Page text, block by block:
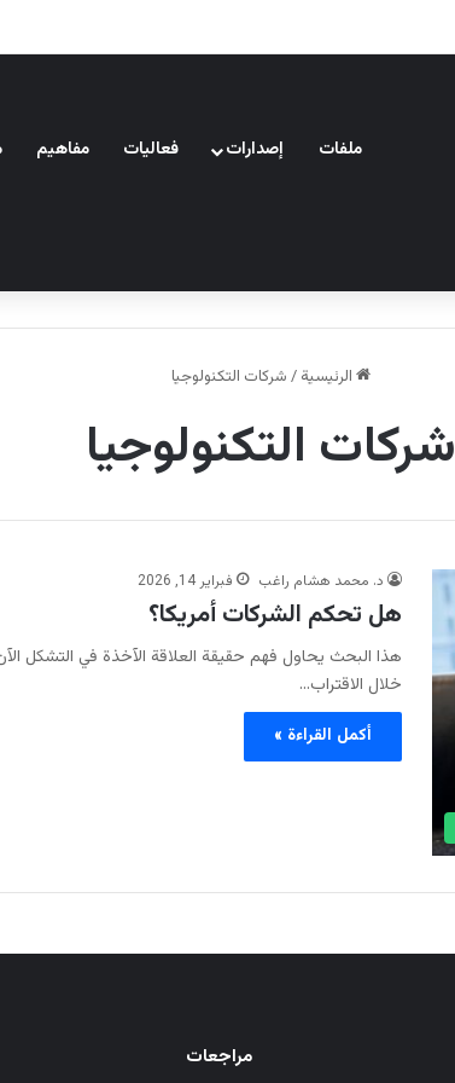
ملفات إصدارات فعاليات مفاهيم
الرئيسية / شركات التكنولوجيا
شركات التكنولوجيا
د. محمد هشام راغب فبراير 14, 2026
هل تحكم الشركات أمريكا؟
هذا البحث يحاول فهم حقيقة العلاقة الآخذة في التشكل
خلال الاقتراب…
أكمل القراءة »
مراجعات